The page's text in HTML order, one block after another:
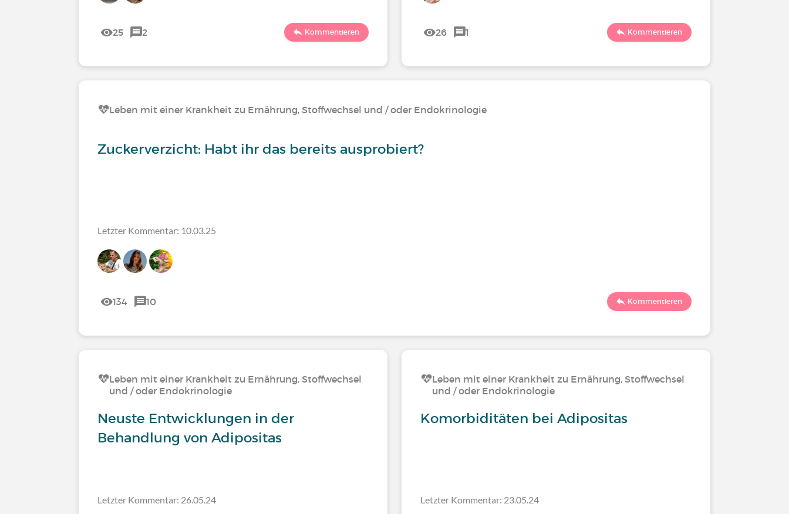
25 2 Kommentieren 26 1 Kommentieren
Leben mit einer Krankheit zu Ernährung, Stoffwechsel und / oder Endokrinologie
Zuckerverzicht: Habt ihr das bereits ausprobiert?
Letzter Kommentar: 10.03.25
134 10 Kommentieren
Leben mit einer Krankheit zu Ernährung, Stoffwechsel
und / oder Endokrinologie
Neuste Entwicklungen in der
Behandlung von Adipositas
Letzter Kommentar: 26.05.24
Leben mit einer Krankheit zu Ernährung, Stoffwechsel
und / oder Endokrinologie
Komorbiditäten bei Adipositas
Letzter Kommentar: 23.05.24